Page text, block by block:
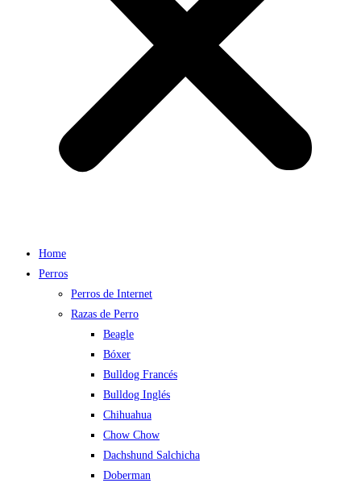
Home
Perros
Perros de Internet
Razas de Perro
Beagle
Bóxer
Bulldog Francés
Bulldog Inglés
Chihuahua
Chow Chow
Dachshund Salchicha
Doberman